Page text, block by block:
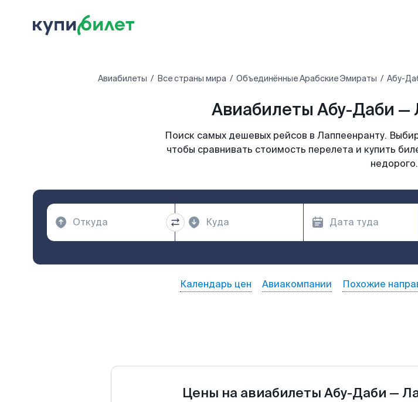
Авиабилеты Все страны мира Объединённые Арабские Эмираты Абу-
Авиабилеты Абу-Даби —
Поиск самых дешевых рейсов в Лаппеенранту.
чтобы сравнивать стоимость перелета и купить
недорого.
Календарь цен Авиакомпании Похожие
Цены на авиабилеты Абу-Даби —